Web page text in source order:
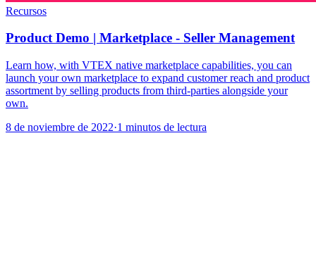
Recursos
Product Demo | Marketplace - Seller Management
Learn how, with VTEX native marketplace capabilities, you can
launch your own marketplace to expand customer reach and product
assortment by selling products from third-parties alongside your
own.
8 de noviembre de 2022·1 minutos de lectura